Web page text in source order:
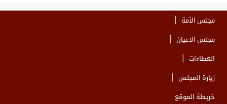
مجلس الأمة
مجلس الاعيان
العطاءات
زيارة المجلس
خريطة الموقع